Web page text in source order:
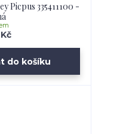
Picpus 335411100 -
Kč
do košíku